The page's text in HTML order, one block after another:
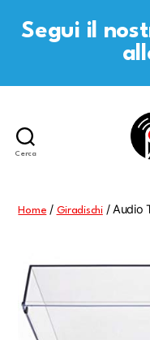
Segui il
Cerca
Home / Giradischi/ Audio